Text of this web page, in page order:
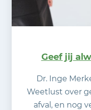
Geef jij
Dr. Inge
Weetlust over
afval, en nog